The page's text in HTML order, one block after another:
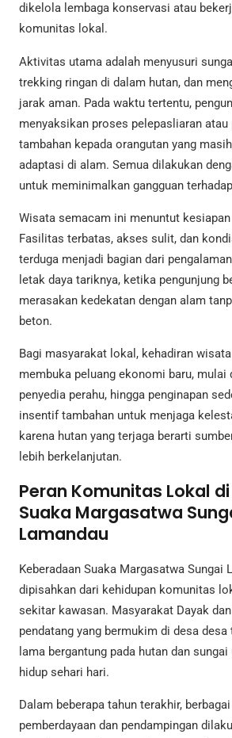
dikelola lembaga konservasi atau
komunitas lokal.
Aktivitas utama adalah menyusuri
trekking ringan di dalam hutan, dan
jarak aman. Pada waktu tertentu,
menyaksikan proses pelepasliaran atau
tambahan kepada orangutan yang
adaptasi di alam. Semua dilakukan
untuk meminimalkan gangguan
Wisata semacam ini menuntut
Fasilitas terbatas, akses sulit, dan
terduga menjadi bagian dari
letak daya tariknya, ketika pengunjung
merasakan kedekatan dengan alam
beton.
Bagi masyarakat lokal, kehadiran
membuka peluang ekonomi baru, mulai
penyedia perahu, hingga penginapan
insentif tambahan untuk menjaga
karena hutan yang terjaga berarti
lebih berkelanjutan.
Peran Komunitas Lokal
Suaka Margasatwa
Lamandau
Keberadaan Suaka Margasatwa Sungai
dipisahkan dari kehidupan komunitas
sekitar kawasan. Masyarakat Dayak
pendatang yang bermukim di desa
lama bergantung pada hutan dan
hidup sehari hari.
Dalam beberapa tahun terakhir,
pemberdayaan dan pendampingan